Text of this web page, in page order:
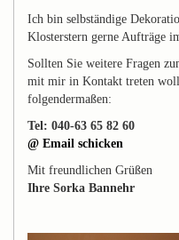
Ich bin selbständige
Klosterstern gerne Aufträge
Sollten Sie weitere Fragen
mit mir in Kontakt treten
folgendermaßen:
Tel: 040-63 65 82 60
@ Email schicken
Mit freundlichen Grüßen
Ihre Sorka Bannehr